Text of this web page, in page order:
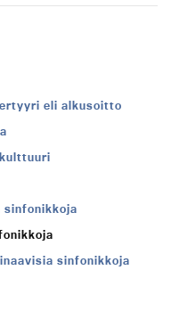
eli alkusoitto
sinfonikkoja
sinfonikkoja